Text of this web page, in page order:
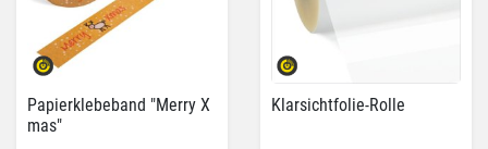
Papierklebeband "Merry X
mas"
Klarsichtfolie-Rolle